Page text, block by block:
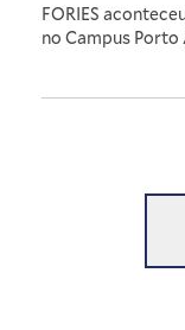
FORIES
no Campus